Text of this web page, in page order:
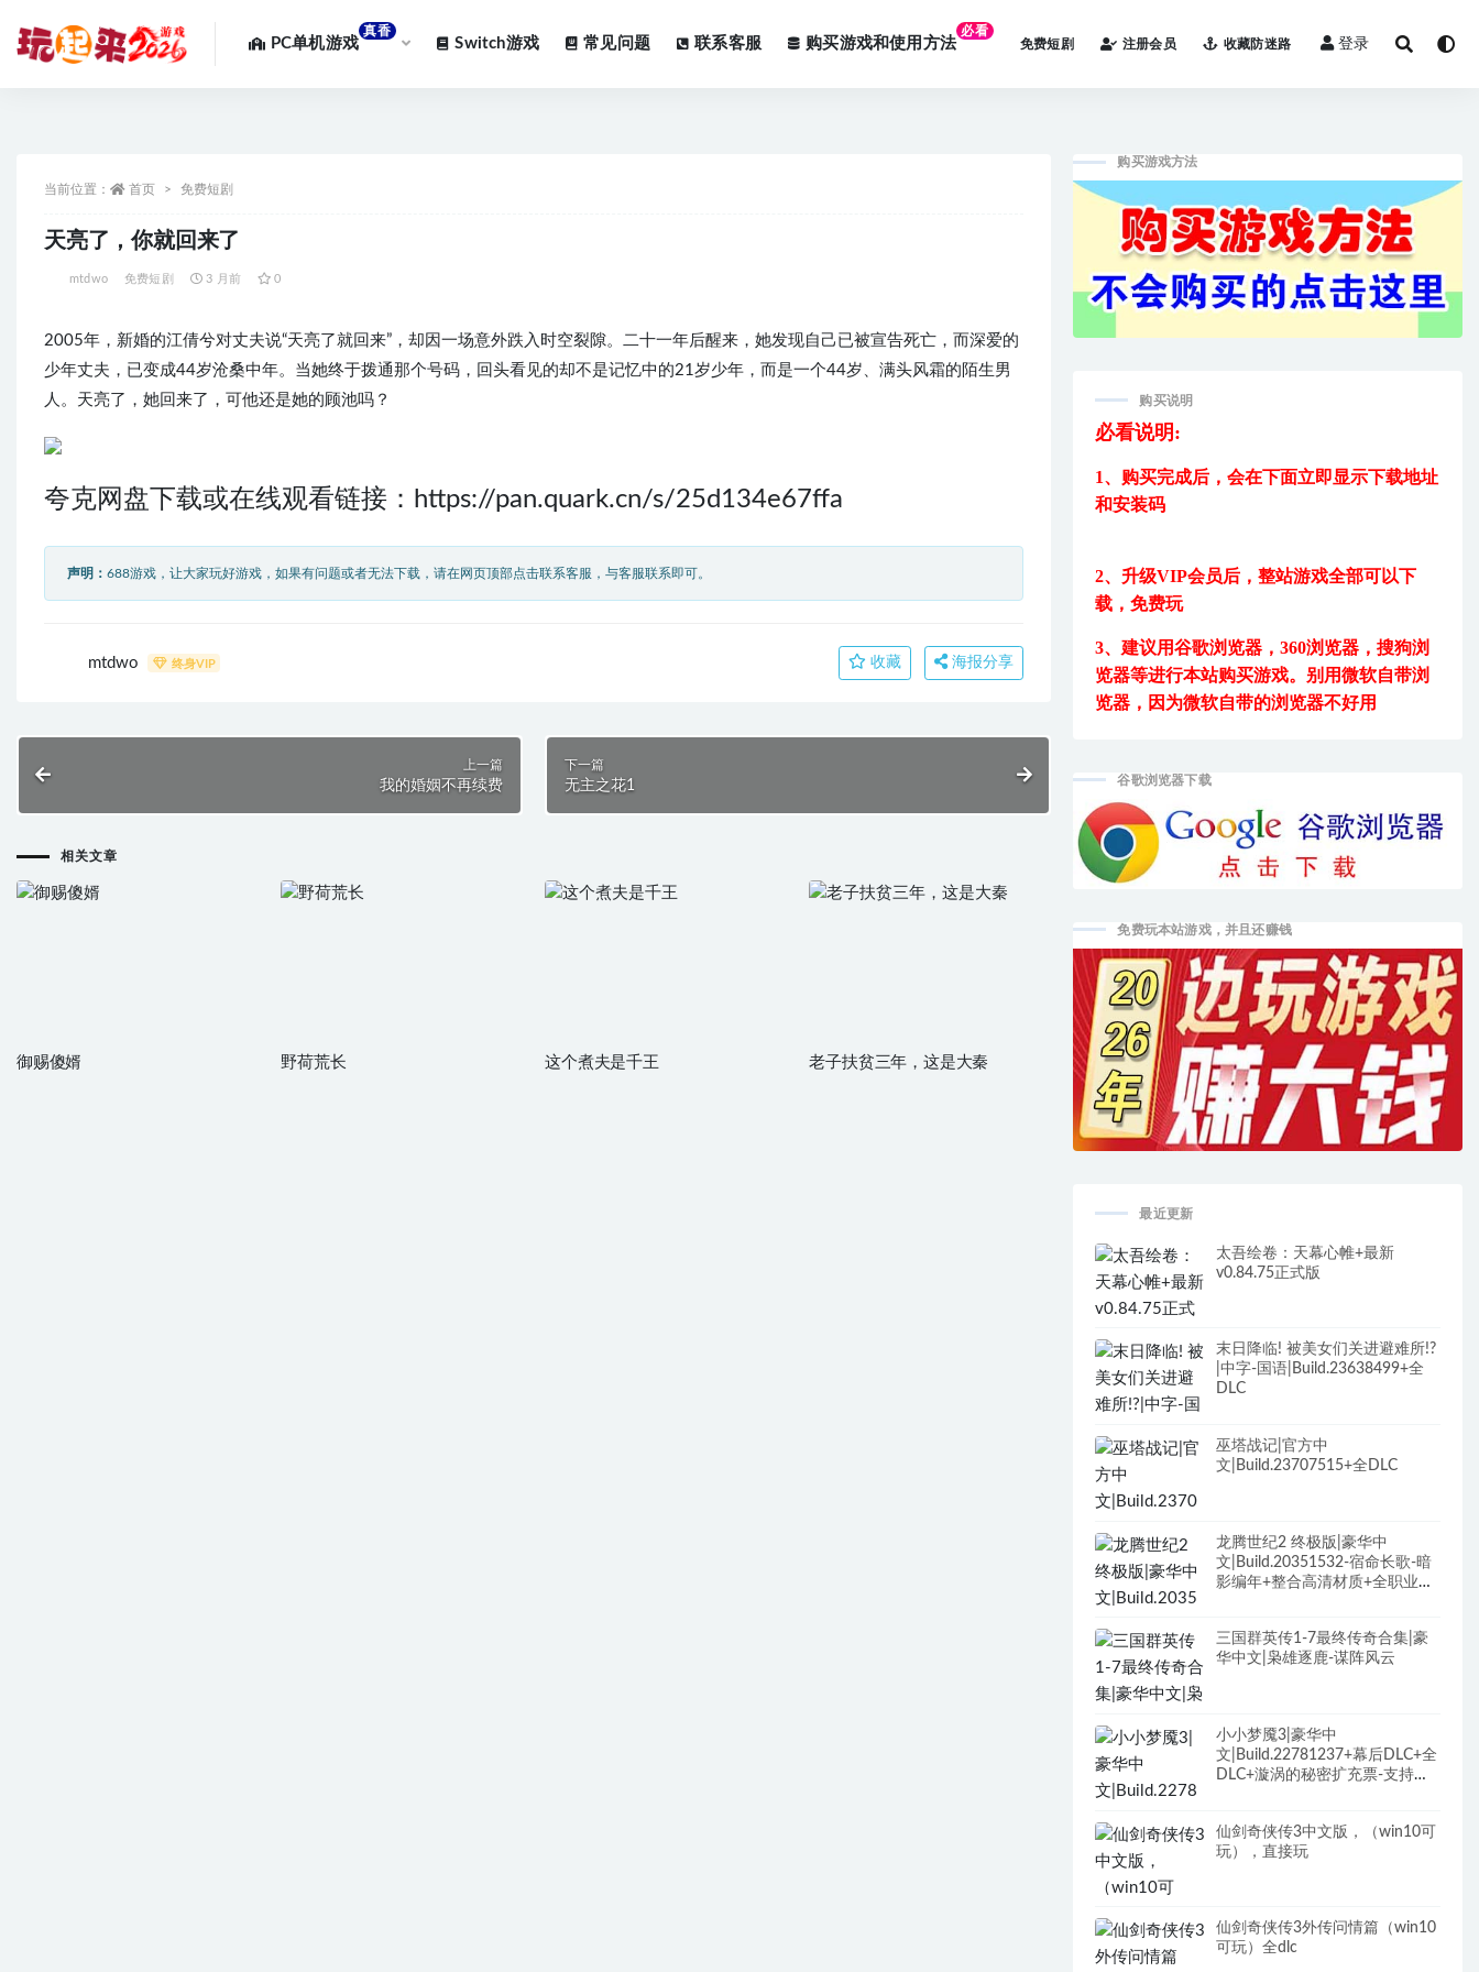
PC单机游戏
真香
Switch游戏 常见问题 联系客服 购买游戏和使用方法
必看
免费短剧
注册会员 收藏防迷路 登录
当前位置： 首页 免费短剧
天亮了，你就回来了
mtdwo 免费短剧 3 月前 0
2005年，新婚的江倩兮对丈夫说“天亮了就回来”，却因一场意外跌入时空裂隙。二十一年后醒来，她发现自己已被宣告死亡，而深爱的
少年丈夫，已变成44岁沧桑中年。当她终于拨通那个号码，回头看见的却不是记忆中的21岁少年，而是一个44岁、满头风霜的陌生男
人。天亮了，她回来了，可他还是她的顾池吗？
夸克网盘下载或在线观看链接： https://pan.quark.cn/s/25d134e67ffa
声明： 688游戏，让大家玩好游戏，如果有问题或者无法下载，请在网页顶部点击联系客服，与客服联系即可。
mtdwo 终身VIP 收藏 海报分享
上一篇
我的婚姻不再续费
下一篇
无主之花1
相关文章
御赐傻婿 野荷荒长 这个煮夫是千王 老子扶贫三年，这是大秦
购买游戏方法
购买说明
必看说明:
1、购买完成后，会在下面立即显示下载地址
和安装码
2、升级VIP会员后，整站游戏全部可以下
载，免费玩
3、建议用谷歌浏览器，360浏览器，搜狗浏
览器等进行本站购买游戏。别用微软自带浏
览器，因为微软自带的浏览器不好用
谷歌浏览器下载
免费玩本站游戏，并且还赚钱
最近更新
太吾绘卷：天幕心帷+最新
v0.84.75正式版
末日降临! 被美女们关进避难所!?
|中字-国语|Build.23638499+全
DLC
巫塔战记|官方中
文|Build.23707515+全DLC
龙腾世纪2 终极版|豪华中
文|Build.20351532-宿命长歌-暗
影编年+整合高清材质+全职业最
三国群英传1-7最终传奇合集|豪
华中文|枭雄逐鹿-谋阵风云
小小梦魇3|豪华中
文|Build.22781237+幕后DLC+全
DLC+漩涡的秘密扩充票-支持手
仙剑奇侠传3中文版，（win10可
玩），直接玩
仙剑奇侠传3外传问情篇（win10
可玩）全dlc